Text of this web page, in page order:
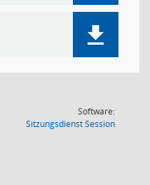
Software:
SitzungsdienstSession(Wird in